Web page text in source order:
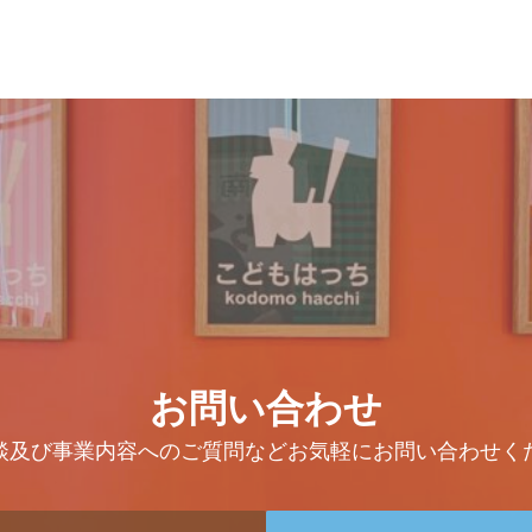
お問い合わせ
及び事業内容へのご質問などお気軽にお問い合わせく